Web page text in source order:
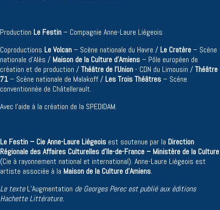
Production Le Festin– Compagnie Anne-Laure Liégeois
Coproductions Le Volcan– Scène nationale du Havre / Le Cratère– Scène
nationale d’Alès / Maison de la Culture d’Amiens– Pôle européen de
création et de production /Théâtre de l'Union- CDN du Limousin /Théâtre
71– Scène nationale de Malakoff / Les Trois Théâtres– Scène
conventionnée de Châtellerault.
Avec l’aide à la création de la SPEDIDAM.
Le Festin – Cie Anne-Laure Liégeois est soutenue par la Direction
Régionale des Affaires Culturelles d’Ile-de-France – Ministère de la Culture
(Cie à rayonnement national et international). Anne-Laure Liégeois est
artiste associée à la Maison de la Culture d'Amiens.
Le texteL’Augmentation de Georges Perec est publié aux éditions
Hachette Littérature.